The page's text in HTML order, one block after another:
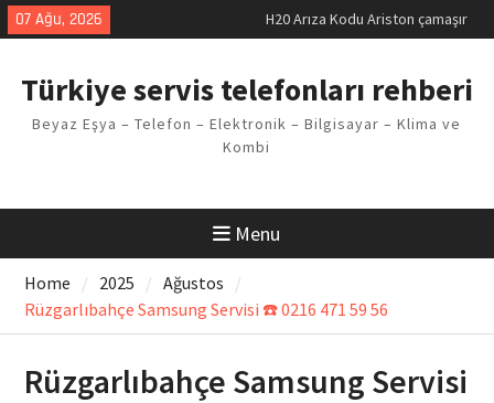
Skip
to
07 Ağu, 2026
LG kombi E2 Arızası Çözümü
Çözüm Yöntemleri
Vaillant çamaşır makinesi E03
Arıza Kodu
Ferroli klima E3 Arızası Çözümü
Türkiye servis telefonları rehberi
Beyaz Eşya – Telefon – Elektronik – Bilgisayar – Klima ve
Kombi
Menu
Home 2025
Ağustos
Rüzgarlıbahçe Samsung Servisi ☎️ 0216 471 59 56
Rüzgarlıbahçe Samsung Servisi